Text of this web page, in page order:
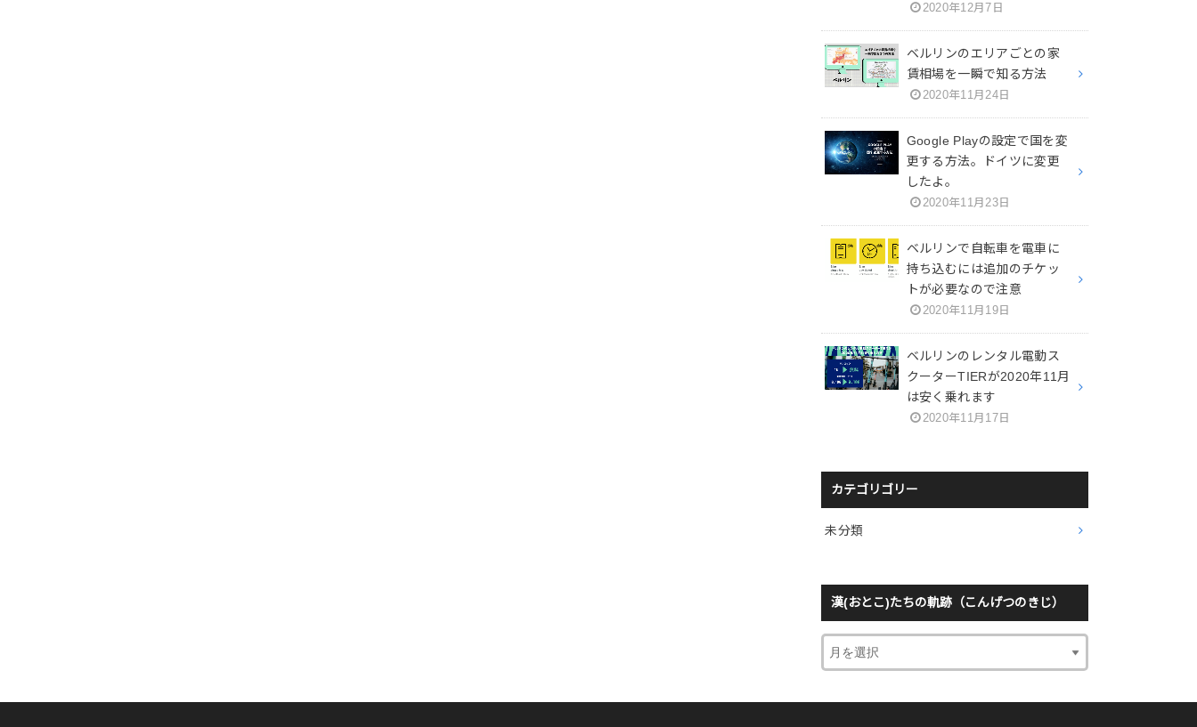
2020年12月7日
ベルリンのエリアごとの家
賃相場を一瞬で知る方法
2020年11月24日
Google Playの設定で国を変
更する方法。ドイツに変更
したよ。
2020年11月23日
ベルリンで自転車を電車に
持ち込むには追加のチケッ
トが必要なので注意
2020年11月19日
ベルリンのレンタル電動ス
クーターTIERが2020年11月
は安く乗れます
2020年11月17日
カテゴリゴリー
未分類
漢(おとこ)たちの軌跡（こんげつのきじ）